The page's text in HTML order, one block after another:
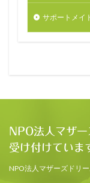
サポートメイ
NPO法人マザ
受け付けていま
NPO法人マザーズドリ